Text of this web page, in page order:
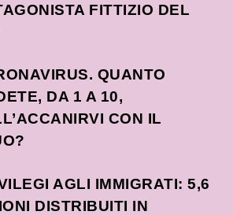
FITTIZIO DEL
QUANTO
DA 1 A 10,
CON IL
AGLI IMMIGRATI: 5,6
DISTRIBUITI IN